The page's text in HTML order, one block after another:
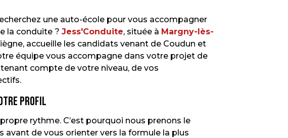
une auto-école pour vous accompagner
la conduite ? Jess'Conduite, située à Margny-lès-
accueille les candidats venant de Coudun et
équipe vous accompagne dans votre projet de
tenant compte de votre niveau, de vos
profil
rythme. C’est pourquoi nous prenons le
avant de vous orienter vers la formule la plus